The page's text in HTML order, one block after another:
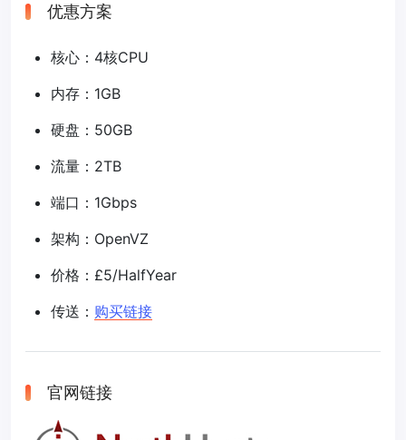
优惠方案
核心：4核CPU
内存：1GB
硬盘：50GB
流量：2TB
端口：1Gbps
架构：OpenVZ
价格：£5/HalfYear
传送： 购买链接
官网链接